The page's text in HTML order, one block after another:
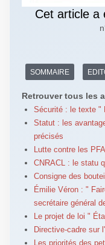
Cet article a
SOMMAIRE
Retrouver tous les
Sécurité : le texte "
Statut : les
précisés
Lutte contre les
CNRACL : le statu
Consigne des
Émilie Véron : "
secrétaire général
Le projet de loi "
Directive-cadre sur
Les priorités des